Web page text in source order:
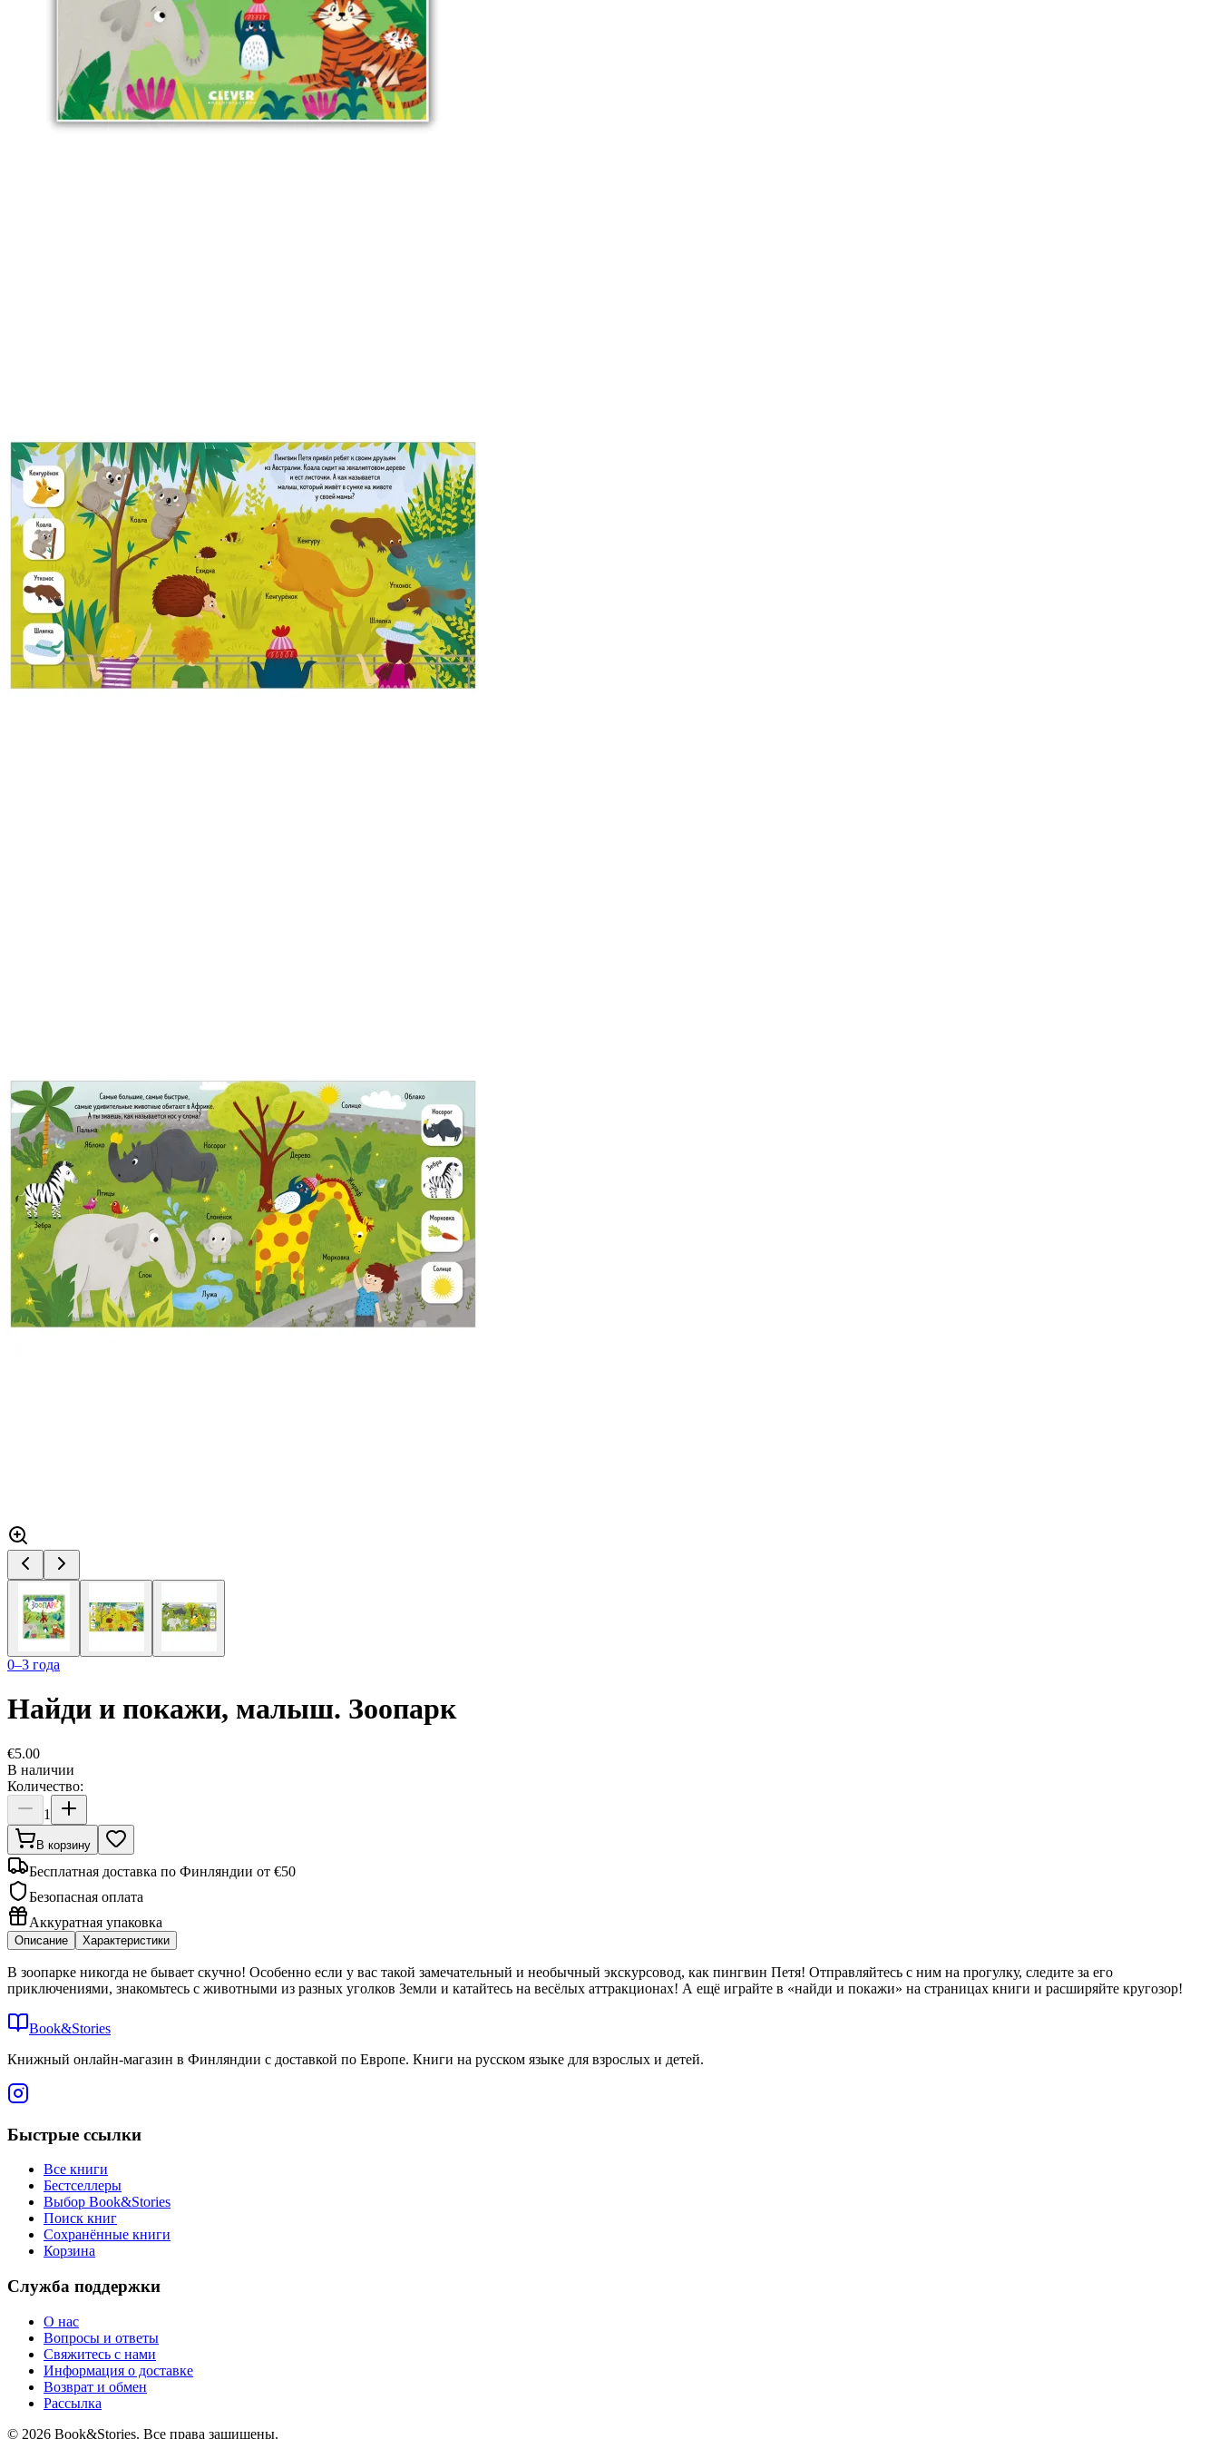
0–3 года
Найди и покажи, малыш. Зоопарк
€5.00
В наличии
Количество:
1
В корзину
Бесплатная доставка по Финляндии от €50
Безопасная оплата
Аккуратная упаковка
Описание Характеристики
В зоопарке никогда не бывает скучно! Особенно если у вас такой замечательный и необычный экскурсовод, как пингвин Петя! Отправляйтесь с ним на прогулку, следите за его
приключениями, знакомьтесь с животными из разных уголков Земли и катайтесь на весёлых аттракционах! А ещё играйте в «найди и покажи» на страницах книги и расширяйте кругозор!
Book&Stories
Книжный онлайн-магазин в Финляндии с доставкой по Европе. Книги на русском языке для взрослых и детей.
Быстрые ссылки
Все книги
Бестселлеры
Выбор Book&Stories
Поиск книг
Сохранённые книги
Корзина
Служба поддержки
О нас
Вопросы и ответы
Свяжитесь с нами
Информация о доставке
Возврат и обмен
Рассылка
© 2026 Book&Stories. Все права защищены.